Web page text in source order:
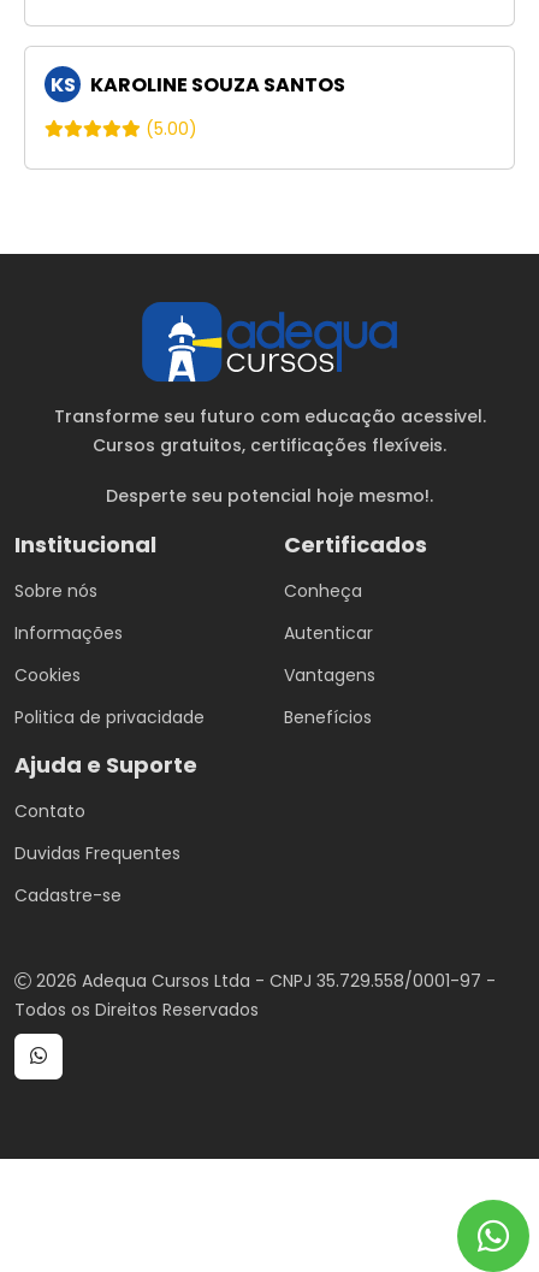
KS KAROLINE SOUZA SANTOS
(5.00)
Transforme seu futuro com educação acessivel.
Cursos gratuitos, certificações flexíveis.
Desperte seu potencial hoje mesmo!.
Institucional
Sobre nós
Informações
Cookies
Politica de privacidade
Certificados
Conheça
Autenticar
Vantagens
Benefícios
Ajuda e Suporte
Contato
Duvidas Frequentes
Cadastre-se
2026 Adequa Cursos Ltda - CNPJ 35.729.558/0001-97 -
Todos os Direitos Reservados